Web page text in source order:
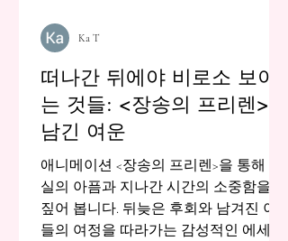
떠나간 뒤에야 비로소 보이
는 것들: <장송의 프리렌>이
남긴 여운
애니메이션 <장송의 프리렌>을 통해 상
실의 아픔과 지나간 시간의 소중함을 되
짚어 봅니다. 뒤늦은 후회와 남겨진 이
들의 여정을 따라가는 감성적인 에세이
Ka T